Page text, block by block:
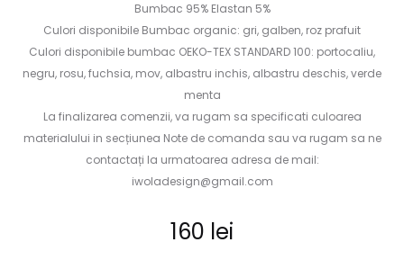
Bumbac 95% Elastan 5%
Culori disponibile Bumbac organic: gri, galben, roz prafuit
Culori disponibile bumbac OEKO-TEX STANDARD 100: portocaliu,
negru, rosu, fuchsia, mov, albastru inchis, albastru deschis, verde
menta
La finalizarea comenzii, va rugam sa specificati culoarea
materialului in secțiunea Note de comanda sau va rugam sa ne
contactați la urmatoarea adresa de mail:
iwoladesign@gmail.com
160 lei